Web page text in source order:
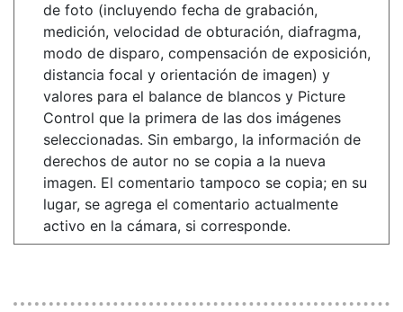
de foto (incluyendo fecha de grabación,
medición, velocidad de obturación, diafragma,
modo de disparo, compensación de exposición,
distancia focal y orientación de imagen) y
valores para el balance de blancos y Picture
Control que la primera de las dos imágenes
seleccionadas. Sin embargo, la información de
derechos de autor no se copia a la nueva
imagen. El comentario tampoco se copia; en su
lugar, se agrega el comentario actualmente
activo en la cámara, si corresponde.